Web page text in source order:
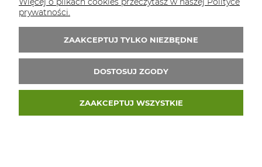
Zapisz się do newslletera i odbierz 5% rabatu
na pierwsze zakupy
prywatności.
ZAAKCEPTUJ TYLKO NIEZBĘDNE
DOSTOSUJ ZGODY
ZAAKCEPTUJ WSZYSTKIE